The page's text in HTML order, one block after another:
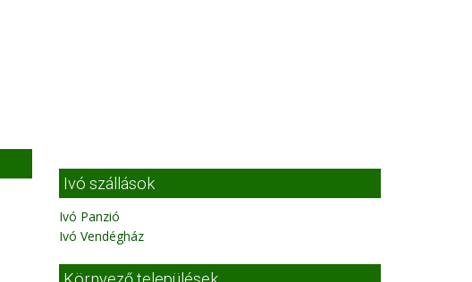
Ivó szállások
Ivó Panzió
Ivó Vendégház